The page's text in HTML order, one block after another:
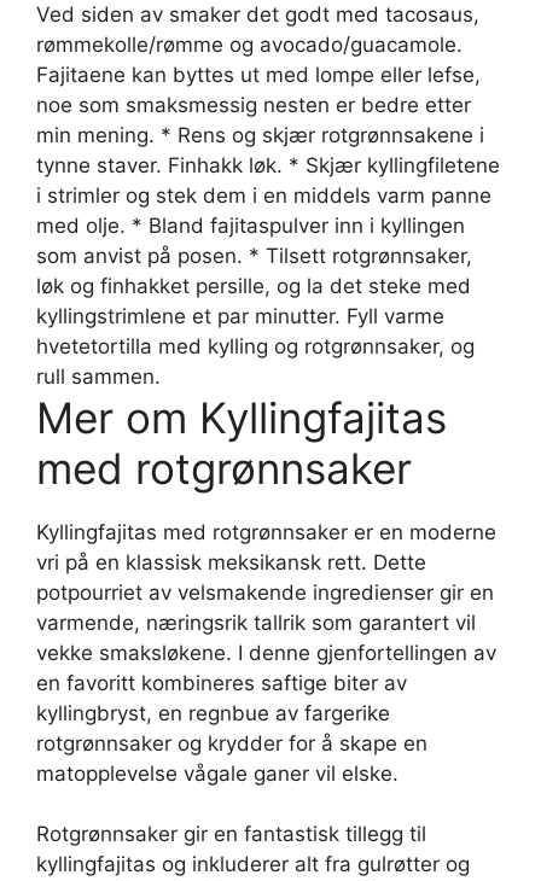
Ved siden av smaker det godt med tacosaus,
rømmekolle/rømme og avocado/guacamole.
Fajitaene kan byttes ut med lompe eller lefse,
noe som smaksmessig nesten er bedre etter
min mening. * Rens og skjær rotgrønnsakene i
tynne staver. Finhakk løk. * Skjær kyllingfiletene
i strimler og stek dem i en middels varm panne
med olje. * Bland fajitaspulver inn i kyllingen
som anvist på posen. * Tilsett rotgrønnsaker,
løk og finhakket persille, og la det steke med
kyllingstrimlene et par minutter. Fyll varme
hvetetortilla med kylling og rotgrønnsaker, og
rull sammen.
Mer om Kyllingfajitas
med rotgrønnsaker
Kyllingfajitas med rotgrønnsaker er en moderne
vri på en klassisk meksikansk rett. Dette
potpourriet av velsmakende ingredienser gir en
varmende, næringsrik tallrik som garantert vil
vekke smaksløkene. I denne gjenfortellingen av
en favoritt kombineres saftige biter av
kyllingbryst, en regnbue av fargerike
rotgrønnsaker og krydder for å skape en
matopplevelse vågale ganer vil elske.
Rotgrønnsaker gir en fantastisk tillegg til
kyllingfajitas og inkluderer alt fra gulrøtter og